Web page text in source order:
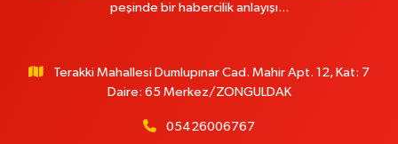
peşinde bir habercilik anlayışı...
Terakki Mahallesi Dumlupınar Cad. Mahir Apt. 12, Kat: 7
Daire: 65 Merkez/ZONGULDAK
05426006767